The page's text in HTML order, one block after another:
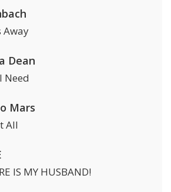
Away
Dean
Need
Mars
All
IS MY HUSBAND!